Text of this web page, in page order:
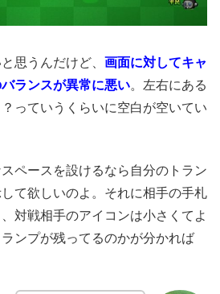
思うんだけど、 画面に対してキャ
ランスが異常に悪い。左右にある
っていうくらいに空白が空いてい
ペースを設けるなら自分のトラン
て欲しいのよ。それに相手の手札
対戦相手のアイコンは小さくてよ
ンプが残ってるのかが分かれば